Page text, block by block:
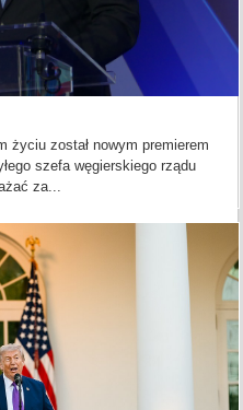
życiu został nowym premierem
szefa węgierskiego rządu
za...